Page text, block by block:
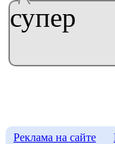
супер
Реклама на сайте